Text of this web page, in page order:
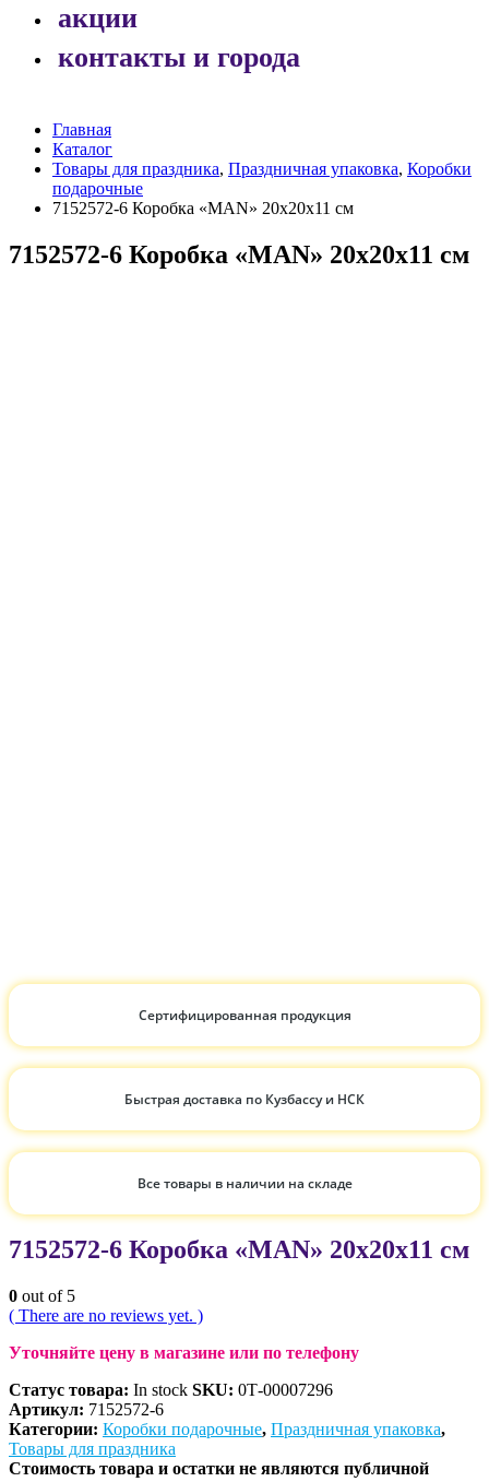
акции
контакты и города
Главная
Каталог
Товары для праздника, Праздничная упаковка, Коробки
подарочные
7152572-6 Коробка «MAN» 20х20х11 см
7152572-6 Коробка «MAN» 20х20х11 см
Сертифицированная продукция
Быстрая доставка по Кузбассу и НСК
Все товары в наличии на складе
7152572-6 Коробка «MAN» 20х20х11 см
0 out of 5
( There are no reviews yet. )
Уточняйте цену в магазине или по телефону
Статус товара: In stock SKU: 0Т-00007296
Артикул: 7152572-6
Категории: Коробки подарочные, Праздничная упаковка,
Товары для праздника
Стоимость товара и остатки не являются публичной